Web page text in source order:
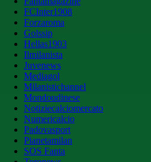
FCInter1908
Forzaroma
Golssip
Hellas1903
Ilmilanista
Juvenews
Mediagol
Milanistichannel
Mondoudinese
Notiziecalciomercato
Numericalcio
Padovasport
Pianetamilan
SOS Fanta